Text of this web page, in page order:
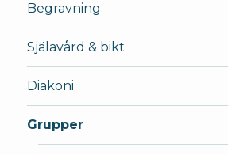
Begravning
Själavård & bikt
Diakoni
Grupper